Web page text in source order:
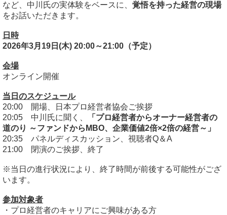
など、中川氏の実体験をベースに、 覚悟を持った経営の現場
をお話いただきます。
日時
2026年3月19日(木) 20:00～21:00（予定）
会場
オンライン開催
当日のスケジュール
20:00 開場、日本プロ経営者協会ご挨拶
20:05 中川氏に聞く、
「プロ経営者からオーナー経営者の
道のり ～ファンドからMBO、企業価値2倍×2倍の経営～ 」
20:35 パネルディスカッション、視聴者Q＆A
21:00 閉演のご挨拶、終了
※当日の進行状況により、終了時間が前後する可能性がござ
います。
参加対象者
・プロ経営者のキャリアにご興味がある方